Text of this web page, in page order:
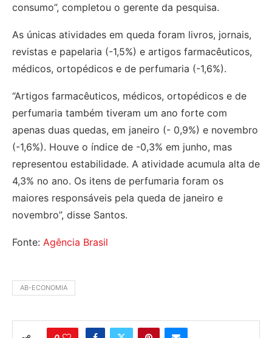
consumo”, completou o gerente da pesquisa.
As únicas atividades em queda foram livros, jornais,
revistas e papelaria (-1,5%) e artigos farmacêuticos,
médicos, ortopédicos e de perfumaria (-1,6%).
“Artigos farmacêuticos, médicos, ortopédicos e de
perfumaria também tiveram um ano forte com
apenas duas quedas, em janeiro (- 0,9%) e novembro
(-1,6%). Houve o índice de -0,3% em junho, mas
representou estabilidade. A atividade acumula alta de
4,3% no ano. Os itens de perfumaria foram os
maiores responsáveis pela queda de janeiro e
novembro”, disse Santos.
Fonte: Agência Brasil
AB-ECONOMIA